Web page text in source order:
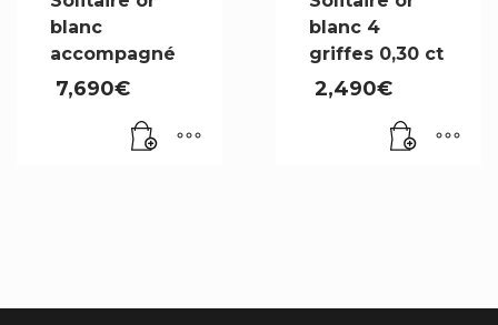
blanc
accompagné
7,690€
blanc 4
griffes 0,30 ct
2,490€